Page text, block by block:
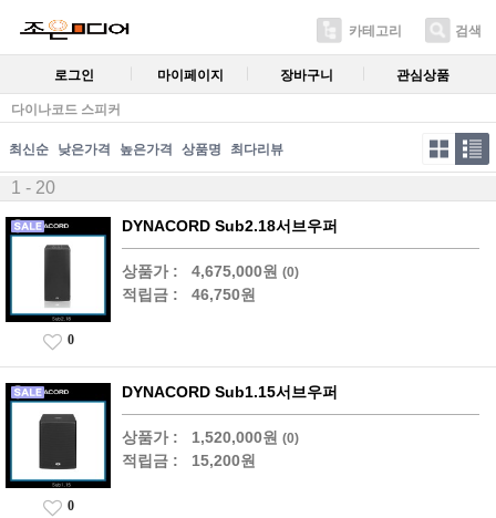
카테고리 검색
로그인 마이페이지 장바구니 관심상품
다이나코드 스피커
최신순 낮은가격 높은가격 상품명 최다리뷰
1 - 20
DYNACORD Sub2.18서브우퍼
상품가 : 4,675,000원 (0)
적립금 : 46,750원
0
DYNACORD Sub1.15서브우퍼
상품가 : 1,520,000원 (0)
적립금 : 15,200원
0